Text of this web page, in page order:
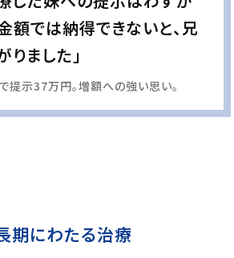
額では納得できないと、兄
りました」
提示37万円。増額への強い思い。
期にわたる治療